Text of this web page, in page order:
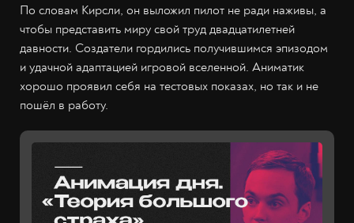
По словам Кирсли, он выложил пилот не ради наживы, а
чтобы представить миру свой труд двадцатилетней
давности. Создатели гордились получившимся эпизодом
и удачной адаптацией игровой вселенной. Аниматик
хорошо проявил себя на тестовых показах, но так и не
пошёл в работу.